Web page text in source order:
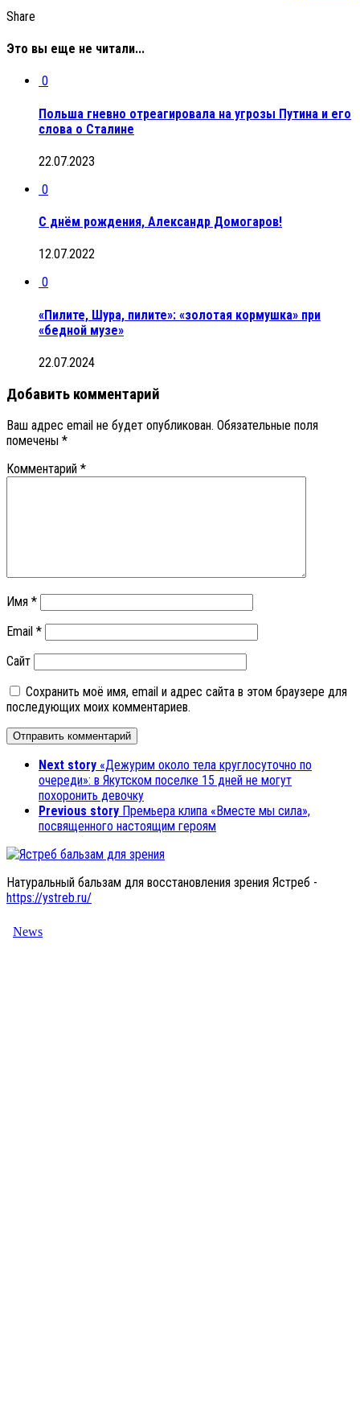
Share
Это вы еще не читали...
0
Польша гневно отреагировала на угрозы Путина и его
слова о Сталине
22.07.2023
0
С днём рождения, Александр Домогаров!
12.07.2022
0
«Пилите, Шура, пилите»: «золотая кормушка» при
«бедной музе»
22.07.2024
Добавить комментарий
Ваш адрес email не будет опубликован. Обязательные поля
помечены *
Комментарий *
Имя *
Email *
Сайт
Сохранить моё имя, email и адрес сайта в этом браузере для
последующих моих комментариев.
Next story «Дежурим около тела круглосуточно по
очереди»: в Якутском поселке 15 дней не могут
похоронить девочку
Previous story Премьера клипа «Вместе мы сила»,
посвященного настоящим героям
Натуральный бальзам для восстановления зрения Ястреб -
https://ystreb.ru/